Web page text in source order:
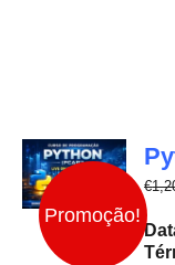
Promoção!
€